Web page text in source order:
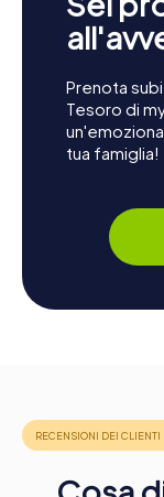
Prenota
Tesoro di
tua famiglia!